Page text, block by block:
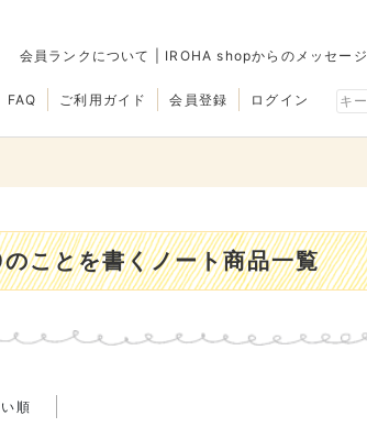
会員ランクについて IROHA shopからのメッセージ
会員登録 ログイン
ご利用ガイド
FAQ
ことを書くノート商品一覧
順